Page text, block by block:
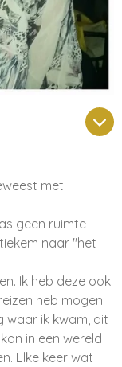
met
geen ruimte
naar "het
Ik heb deze ook
heb mogen
waar ik kwam, dit
in een wereld
Elke keer wat